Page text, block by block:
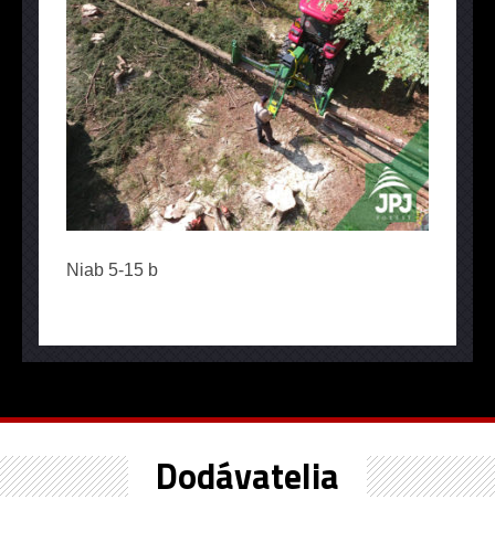
Niab 5-15 b
Dodávatelia